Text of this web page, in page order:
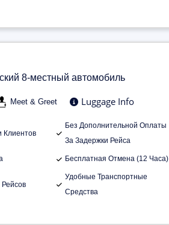
8-местный автомобиль
Meet & Greet Luggage Info
Клиентов
Без Дополнительной Оплаты
За Задержки Рейса
Бесплатная Отмена (12 Часа)
Удобные Транспортные
Средства